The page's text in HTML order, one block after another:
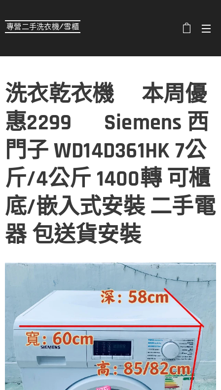
專營二手洗衣機/雪櫃
洗衣乾衣機💹本周優
惠2299💹 Siemens 西
門子 WD14D361HK 7公
斤/4公斤 1400轉 可櫃
底/嵌入式安裝 二手電
器 包送貨安裝